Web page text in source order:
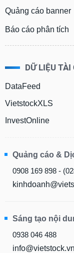
Quảng cáo banner
Báo cáo phân tích
DỮ LIỆU TÀI
DataFeed
VietstockXLS
InvestOnline
Quảng cáo &
0908 169 898 -
Sáng tạo nội
0938 046 488
info@vietstock.vn